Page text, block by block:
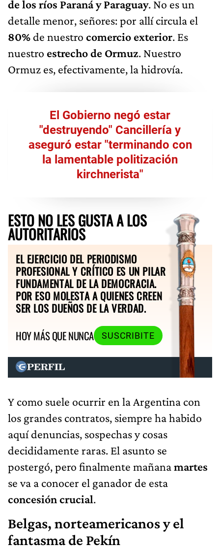
de los ríos Paraná y Paraguay. No es un
detalle menor, señores: por allí circula el
80% de nuestro comercio exterior. Es
nuestro estrecho de Ormuz. Nuestro
Ormuz es, efectivamente, la hidrovía.
El Gobierno negó estar
"destruyendo" Cancillería y
aseguró estar "terminando con
la lamentable politización
kirchnerista"
ESTO NO LES GUSTA A LOS
AUTORITARIOS
EL EJERCICIO DEL PERIODISMO
PROFESIONAL Y CRÍTICO ES UN PILAR
FUNDAMENTAL DE LA DEMOCRACIA.
POR ESO MOLESTA A QUIENES CREEN
SER LOS DUEÑOS DE LA VERDAD.
HOY MÁS QUE NUNCA
SUSCRIBITE
Y como suele ocurrir en la Argentina con
los grandes contratos, siempre ha habido
aquí denuncias, sospechas y cosas
decididamente raras. El asunto se
postergó, pero finalmente mañanamartes
se va a conocer el ganador de esta
concesión crucial.
Belgas, norteamericanos y el
fantasma de Pekín